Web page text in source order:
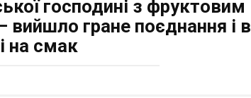
господині з фруктовим
гране поєднання і в
на смак